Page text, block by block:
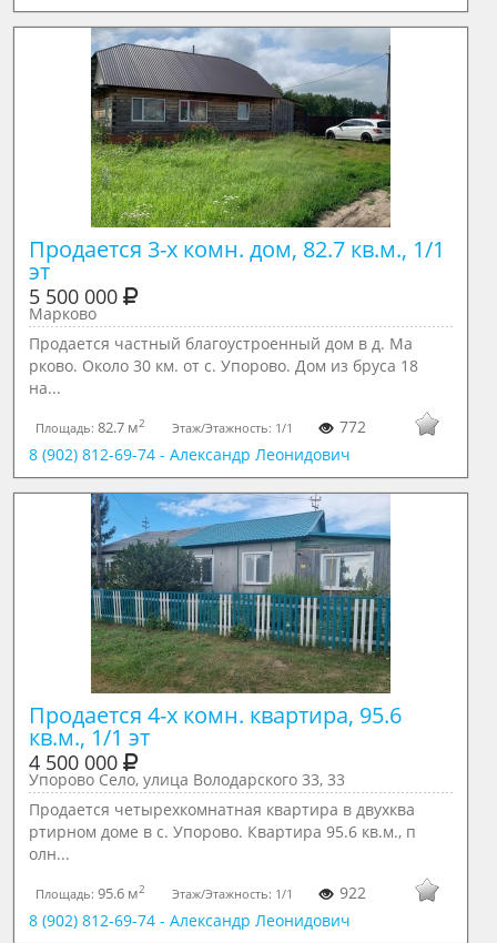
Продается 3-х комн. дом, 82.7 кв.м., 1/1
эт
5 500 000
Марково
Продается частный благоустроенный дом в д. Ма
рково. Около 30 км. от с. Упорово. Дом из бруса 18
на...
Площадь:82.7 м2 Этаж/Этажность: 1/1
772
8 (902) 812-69-74 - Александр Леонидович
Продается 4-х комн. квартира, 95.6
кв.м., 1/1 эт
4 500 000
Упорово Село, улица Володарского 33, 33
Продается четырехкомнатная квартира в двухква
ртирном доме в с. Упорово. Квартира 95.6 кв.м., п
олн...
Площадь:95.6 м2 Этаж/Этажность: 1/1
922
8 (902) 812-69-74 - Александр Леонидович